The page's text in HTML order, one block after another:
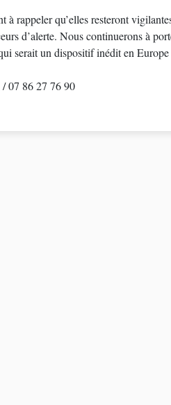
à rappeler qu’elles resteront
d’alerte. Nous continuerons à
serait un dispositif inédit en
/ 07 86 27 76 90